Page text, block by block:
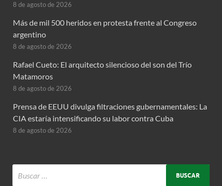
8 de agosto de 2026
Más de mil 500 heridos en protesta frente al Congreso
argentino
8 de agosto de 2026
Rafael Cueto: El arquitecto silencioso del son del Trío
Matamoros
8 de agosto de 2026
Prensa de EEUU divulga filtraciones gubernamentales: La
CIA estaría intensificando su labor contra Cuba
8 de agosto de 2026